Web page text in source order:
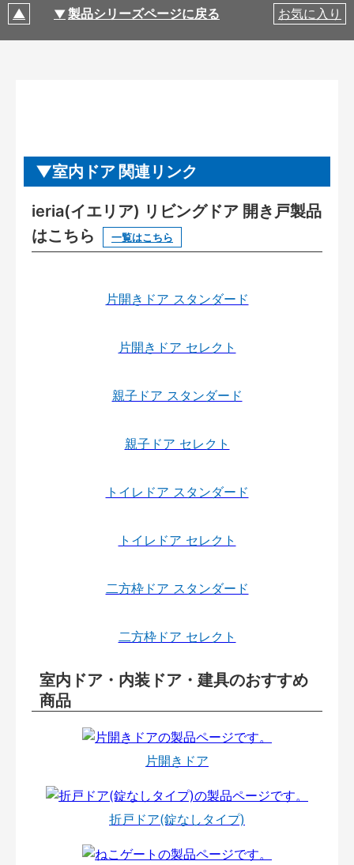
製品シリーズページに戻る お気に入り
室内ドア 関連リンク
ieria(イエリア) リビングドア 開き戸製品
はこちら
一覧はこちら
片開きドア スタンダード
片開きドア セレクト
親子ドア スタンダード
親子ドア セレクト
トイレドア スタンダード
トイレドア セレクト
二方枠ドア スタンダード
二方枠ドア セレクト
室内ドア・内装ドア・建具のおすすめ
商品
片開きドア
折戸ドア(錠なしタイプ)